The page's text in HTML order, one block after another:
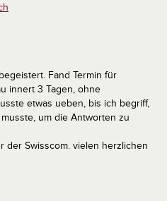
Fand Termin für
innert 3 Tagen, ohne
etwas ueben, bis ich begriff,
um die Antworten zu
der Swisscom. vielen herzlichen